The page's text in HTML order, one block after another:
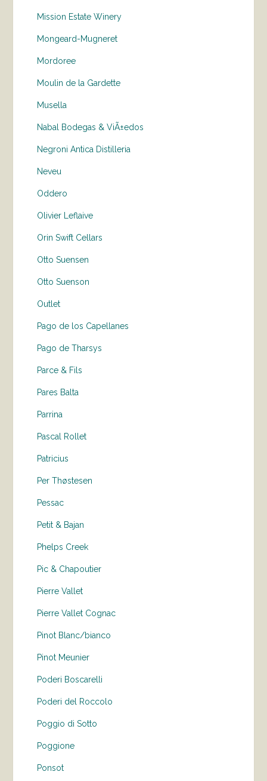
Mission Estate Winery
Mongeard-Mugneret
Mordoree
Moulin de la Gardette
Musella
Nabal Bodegas & ViÃ±edos
Negroni Antica Distilleria
Neveu
Oddero
Olivier Leflaive
Orin Swift Cellars
Otto Suensen
Otto Suenson
Outlet
Pago de los Capellanes
Pago de Tharsys
Parce & Fils
Pares Balta
Parrina
Pascal Rollet
Patricius
Per Thøstesen
Pessac
Petit & Bajan
Phelps Creek
Pic & Chapoutier
Pierre Vallet
Pierre Vallet Cognac
Pinot Blanc/bianco
Pinot Meunier
Poderi Boscarelli
Poderi del Roccolo
Poggio di Sotto
Poggione
Ponsot